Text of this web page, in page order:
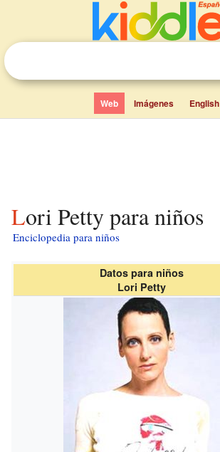
Web Imágenes English
Lori Petty para niños
Enciclopedia para niños
Datos para niños
Lori Petty